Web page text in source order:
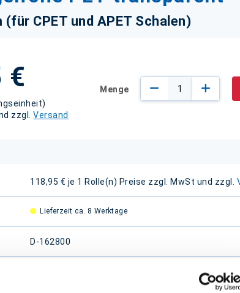
CPET und APET Schalen)
€
zzgl.Versand
Menge
118,95 € je 1 Rolle(n) Preise zzgl. MwSt und zzgl.
Lieferzeit ca. 8 Werktage
D-162800